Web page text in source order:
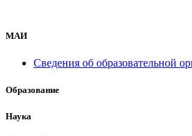
МАИ
Сведения об образовательной
Образование
Наука